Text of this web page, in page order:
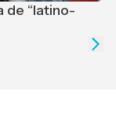
de “latino-